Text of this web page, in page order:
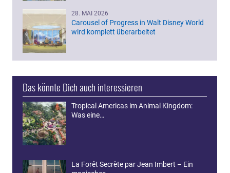
28. MAI 2026
Carousel of Progress in Walt Disney World
wird komplett überarbeitet
Das könnte Dich auch interessieren
Tropical Americas im Animal Kingdom:
Was eine…
La Forêt Secrète par Jean Imbert – Ein